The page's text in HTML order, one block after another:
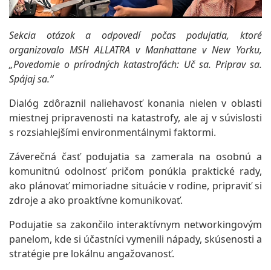
Sekcia otázok a odpovedí počas podujatia, ktoré
organizovalo MSH ALLATRA v Manhattane v New Yorku,
„Povedomie o prírodných katastrofách: Uč sa. Priprav sa.
Spájaj sa.“
Dialóg zdôraznil naliehavosť konania nielen v oblasti
miestnej pripravenosti na katastrofy, ale aj v súvislosti
s rozsiahlejšími environmentálnymi faktormi.
Záverečná časť podujatia sa zamerala na osobnú a
komunitnú odolnosť pričom ponúkla praktické rady,
ako plánovať mimoriadne situácie v rodine, pripraviť si
zdroje a ako proaktívne komunikovať.
Podujatie sa zakončilo interaktívnym networkingovým
panelom, kde si účastníci vymenili nápady, skúsenosti a
stratégie pre lokálnu angažovanosť.